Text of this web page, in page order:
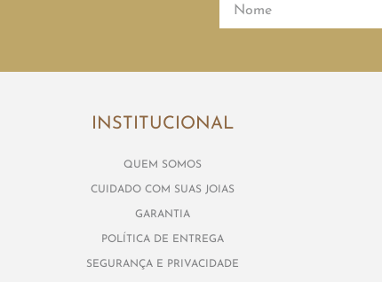
INSTITUCIONAL
QUEM SOMOS
CUIDADO COM SUAS JOIAS
GARANTIA
POLÍTICA DE ENTREGA
SEGURANÇA E PRIVACIDADE